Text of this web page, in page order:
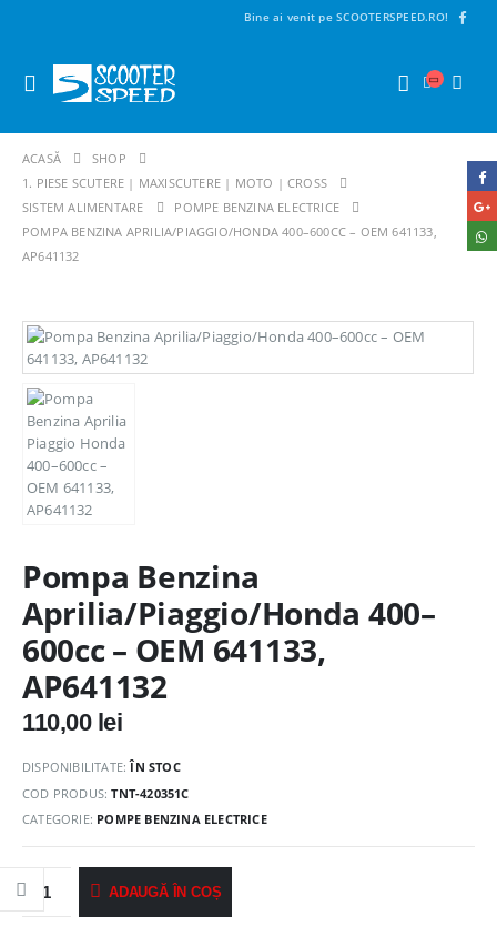
Bine ai venit pe SCOOTERSPEED.RO!
ACASĂ
SHOP
1. PIESE SCUTERE | MAXISCUTERE | MOTO | CROSS
SISTEM ALIMENTARE
POMPE BENZINA ELECTRICE
POMPA BENZINA APRILIA/PIAGGIO/HONDA 400–600CC – OEM 641133,
AP641132
Pompa Benzina
Aprilia/Piaggio/Honda 400–
600cc – OEM 641133,
AP641132
110,00 lei
DISPONIBILITATE:ÎN STOC
COD PRODUS:TNT-420351C
CATEGORIE: POMPE BENZINA ELECTRICE
ADAUGĂ ÎN COȘ